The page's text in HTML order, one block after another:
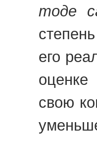
то­де
его
свою